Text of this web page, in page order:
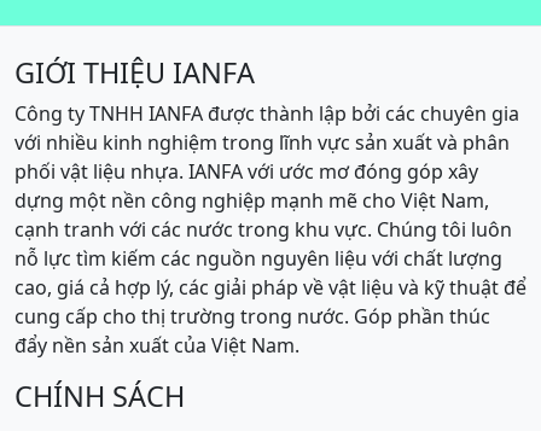
GIỚI THIỆU IANFA
Công ty TNHH IANFA được thành lập bởi các chuyên gia
với nhiều kinh nghiệm trong lĩnh vực sản xuất và phân
phối vật liệu nhựa. IANFA với ước mơ đóng góp xây
dựng một nền công nghiệp mạnh mẽ cho Việt Nam,
cạnh tranh với các nước trong khu vực. Chúng tôi luôn
nỗ lực tìm kiếm các nguồn nguyên liệu với chất lượng
cao, giá cả hợp lý, các giải pháp về vật liệu và kỹ thuật để
cung cấp cho thị trường trong nước. Góp phần thúc
đẩy nền sản xuất của Việt Nam.
CHÍNH SÁCH